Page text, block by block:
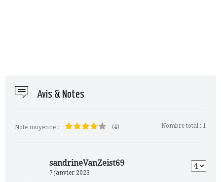
Avis & Notes
Note moyenne : (4) Nombre total : 1
sandrineVanZeist69
7 janvier 2023